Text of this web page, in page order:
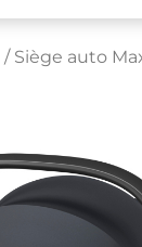
/ Siège auto